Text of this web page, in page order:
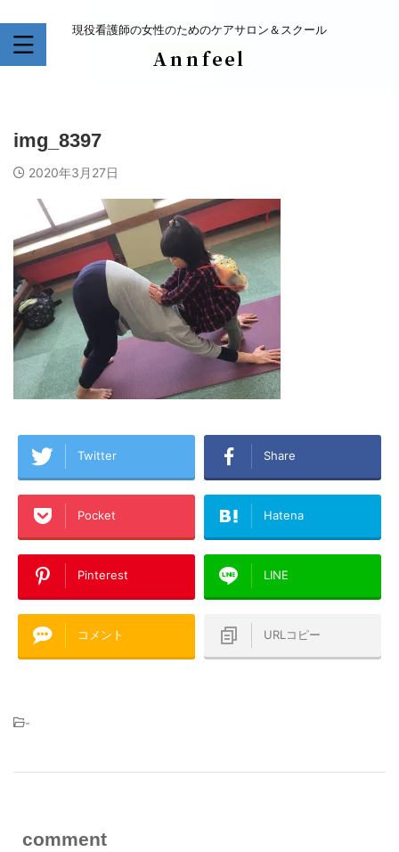
現役看護師の女性のためのケアサロン＆スクール
img_8397
2020年3月27日
Twitter Share
Pocket Hatena
Pinterest LINE
コメント URLコピー
-
comment